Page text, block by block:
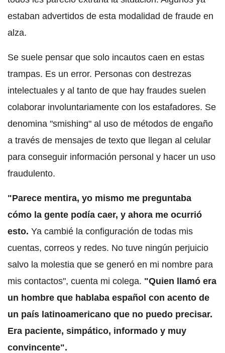
estaban advertidos de esta modalidad de fraude en
alza.
Se suele pensar que solo incautos caen en estas
trampas. Es un error. Personas con destrezas
intelectuales y al tanto de que hay fraudes suelen
colaborar involuntariamente con los estafadores. Se
denomina "smishing" al uso de métodos de engaño
a través de mensajes de texto que llegan al celular
para conseguir información personal y hacer un uso
fraudulento.
"Parece mentira, yo mismo me preguntaba
cómo la gente podía caer, y ahora me ocurrió
esto. Ya cambié la configuración de todas mis
cuentas, correos y redes. No tuve ningún perjuicio
salvo la molestia que se generó en mi nombre para
mis contactos", cuenta mi colega. "Quien llamó era
un hombre que hablaba español con acento de
un país latinoamericano que no puedo precisar.
Era paciente, simpático, informado y muy
convincente".